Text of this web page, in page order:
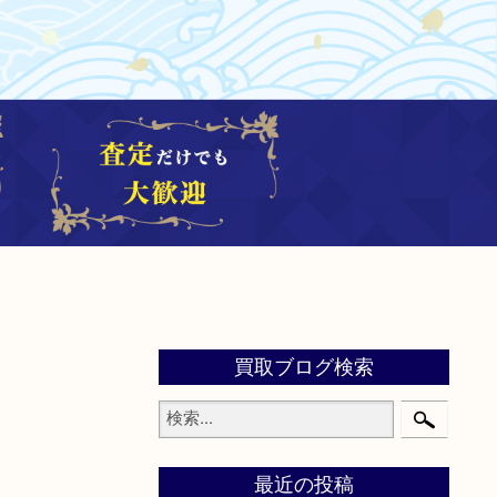
買取ブログ検索
最近の投稿